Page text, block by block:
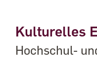
Kulturelles
Hochschul-